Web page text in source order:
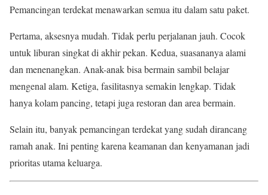
Pemancingan terdekat menawarkan semua itu dalam satu paket.
Pertama, aksesnya mudah. Tidak perlu perjalanan jauh. Cocok
untuk liburan singkat di akhir pekan. Kedua, suasananya alami
dan menenangkan. Anak-anak bisa bermain sambil belajar
mengenal alam. Ketiga, fasilitasnya semakin lengkap. Tidak
hanya kolam pancing, tetapi juga restoran dan area bermain.
Selain itu, banyak pemancingan terdekat yang sudah dirancang
ramah anak. Ini penting karena keamanan dan kenyamanan jadi
prioritas utama keluarga.